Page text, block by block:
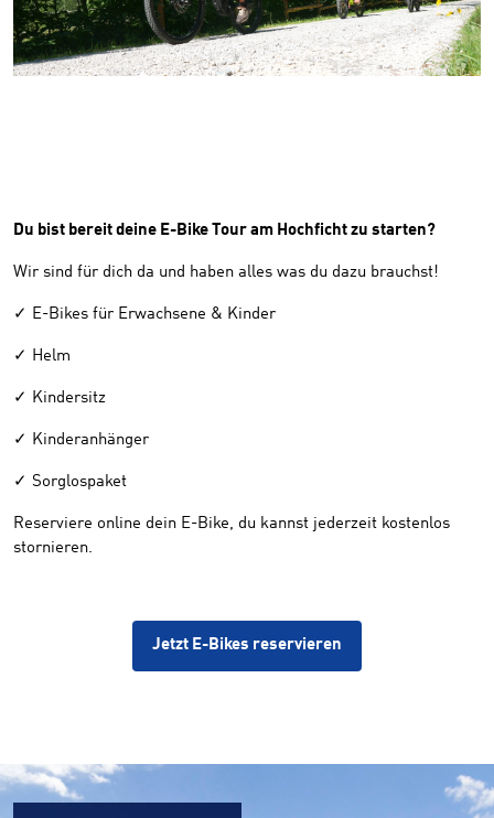
Du bist bereit deine E-Bike Tour am Hochficht zu starten?
Wir sind für dich da und haben alles was du dazu brauchst!
✓ E-Bikes für Erwachsene & Kinder
✓ Helm
✓ Kindersitz
✓ Kinderanhänger
✓ Sorglospaket
Reserviere online dein E-Bike, du kannst jederzeit kostenlos
stornieren.
Jetzt E-Bikes reservieren